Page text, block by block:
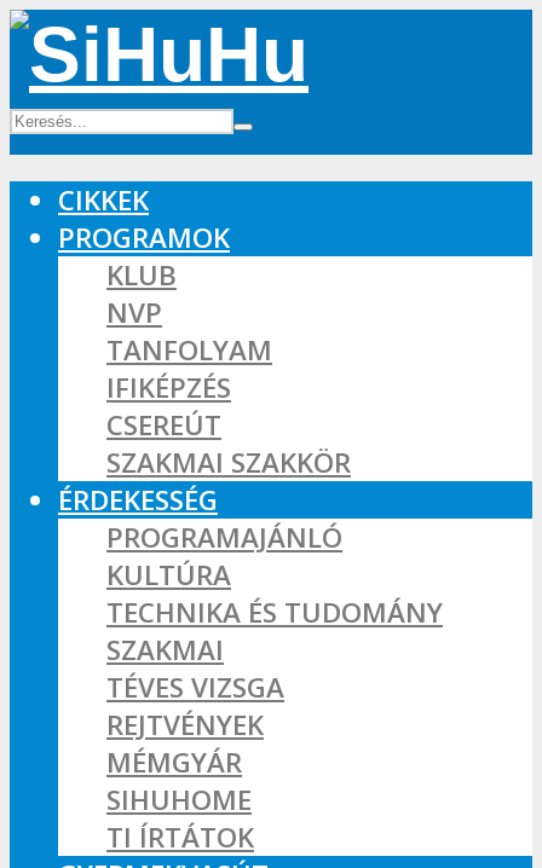
CIKKEK
PROGRAMOK
KLUB
NVP
TANFOLYAM
IFIKÉPZÉS
CSEREÚT
SZAKMAI SZAKKÖR
ÉRDEKESSÉG
PROGRAMAJÁNLÓ
KULTÚRA
TECHNIKA ÉS TUDOMÁNY
SZAKMAI
TÉVES VIZSGA
REJTVÉNYEK
MÉMGYÁR
SIHUHOME
TI ÍRTÁTOK